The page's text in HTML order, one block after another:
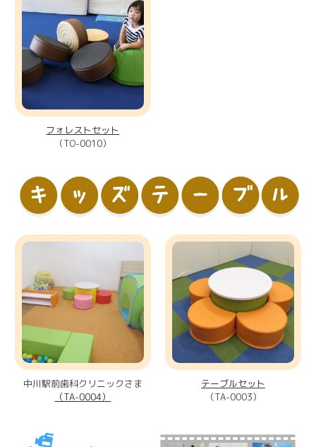
フォレストセット
（TO-0010）
中川駅前歯科クリニックさま
（TA-0004）
テーブルセット
（TA-0003）